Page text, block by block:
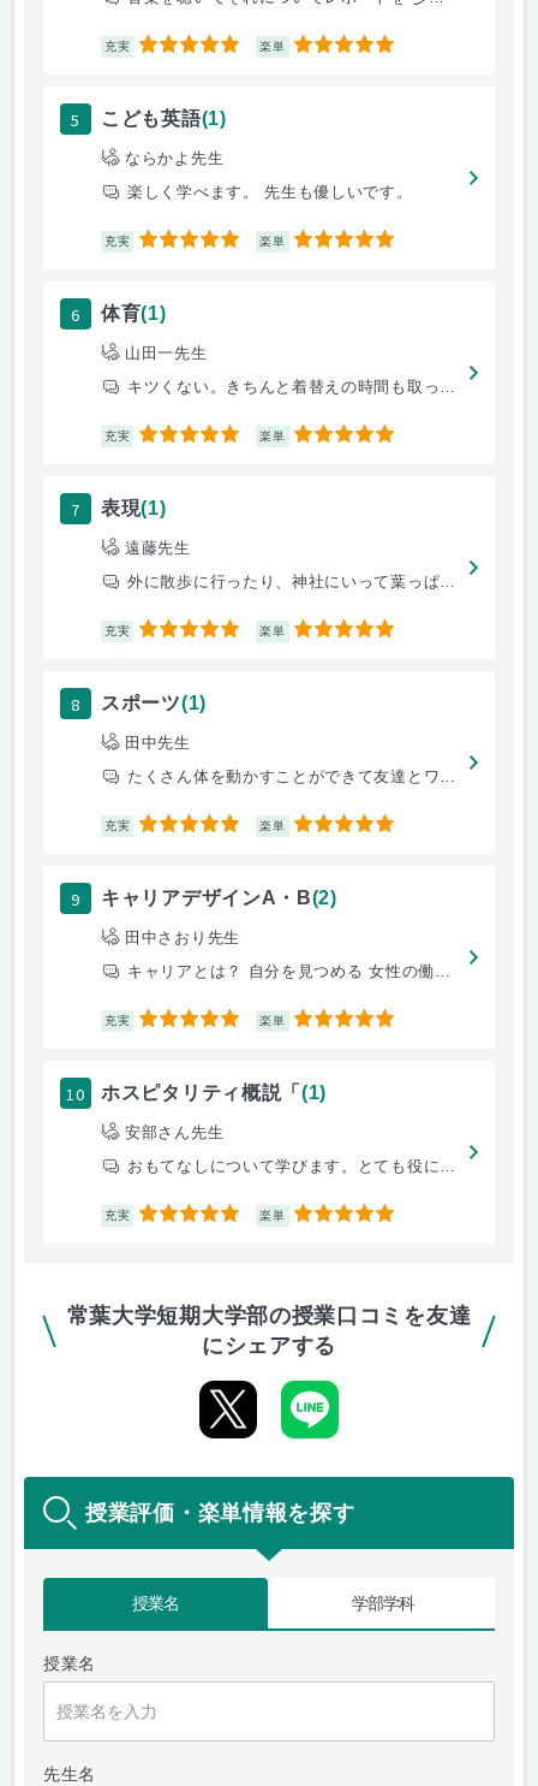
充実 5 楽単 5
5 こども英語(1)
ならかよ先生
楽しく学べます。 先生も優しいです。
充実 5 楽単 5
6 体育(1)
山田一先生
キツくない。きちんと着替えの時間も取ってくれる楽しい。
充実 5 楽単 5
7 表現(1)
遠藤先生
外に散歩に行ったり、神社にいって葉っぱとか見つけて季節を感じる授業が多
充実 5 楽単 5
8 スポーツ(1)
田中先生
たくさん体を動かすことができて友達とワイワイスポーツもできてとてもたの
充実 5 楽単 5
9 キャリアデザインA・B(2)
田中さおり先生
キャリアとは？ 自分を見つめる 女性の働き方について など
充実 5 楽単 5
10 ホスピタリティ概説「 (1)
安部さん先生
おもてなしについて学びます。とても役に立ちます。
充実 5 楽単 5
常葉大学短期大学部の授業口コミを友達
にシェアする
授業評価・楽単情報を探す
授業名 学部学科
授業名
先生名